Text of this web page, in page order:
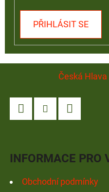
PŘIHLÁSIT SE
Česká Hlava
INFORMACE PRO
Obchodní podmínky